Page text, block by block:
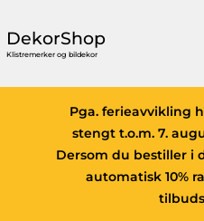
DekorShop
Klistremerker og bildekor
Pga. ferieavvikling
stengt t.o.m. 7.
Dersom du bestiller i
automatisk 10%